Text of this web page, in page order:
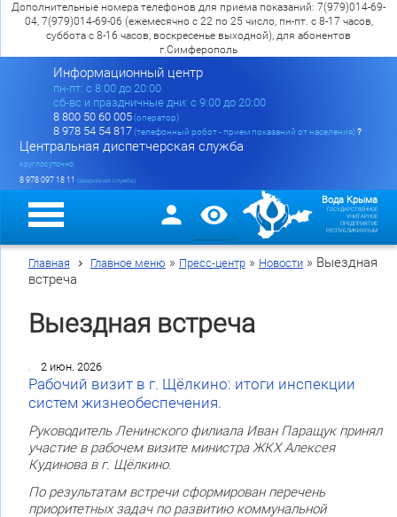
Дополнительные номера телефонов для приема показаний: 7(979)014-69-
04, 7(979)014-69-06 (ежемесячно с 22 по 25 число, пн-пт. с 8-17 часов,
суббота с 8-16 часов, воскресенье выходной), для абонентов
г.Симферополь
Информационный центр
пн-пт: c 8:00 до 20:00
сб-вс и праздничные дни: с 9:00 до 20:00
8 800 50 60 005(оператор)
8 978 54 54 817(телефонный робот - прием показаний от населения)?
Центральная диспетчерская служба
круглосуточно
8 978 097 18 11 (аварийная служба)
Вода Крыма
ГОСУДАРСТВЕННОЕ
УНИТАРНОЕ
ПРЕДПРИЯТИЕ
РЕСПУБЛИКИ КРЫМ
Главная Главное меню » Пресс-центр» Новости» Выездная
встреча
Выездная встреча
2 июн. 2026
Рабочий визит в г. Щёлкино: итоги инспекции
систем жизнеобеспечения.
Руководитель Ленинского филиала Иван Паращук принял
участие в рабочем визите министра ЖКХ Алексея
Кудинова в г. Щёлкино.
По результатам встречи сформирован перечень
приоритетных задач по развитию коммунальной